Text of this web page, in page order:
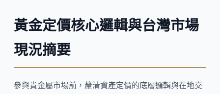
黃金定價核心邏輯與台灣市場
現況摘要
參與貴金屬市場前，釐清資產定價的底層邏輯與在地交